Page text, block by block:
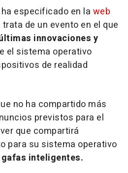
especificado en la web
trata de un evento en el que
innovaciones y
el sistema operativo
de realidad
no ha compartido más
previstos para el
que compartirá
para su sistema operativo
inteligentes.